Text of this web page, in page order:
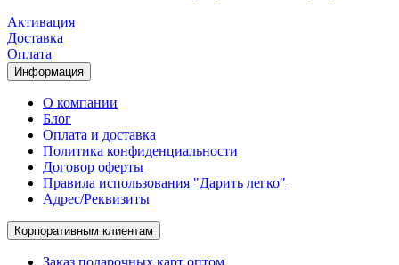
Активация
Доставка
Оплата
Информация
О компании
Блог
Оплата и доставка
Политика конфиденциальности
Договор оферты
Правила использования "Дарить легко"
Адрес/Реквизиты
Корпоративным клиентам
Заказ подарочных карт оптом